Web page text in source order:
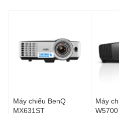
Máy chiếu BenQ
MX631ST
Máy
W5700